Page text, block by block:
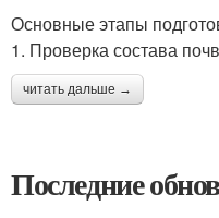
Основные этапы
1. Проверка состава
читать дальше →
Последние